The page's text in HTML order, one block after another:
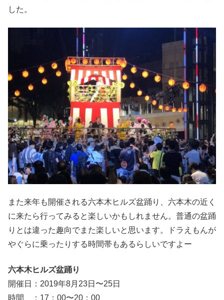
した。
また来年も開催される六本木ヒルズ盆踊り、六本木の近く
に来たら行ってみると楽しいかもしれません。普通の盆踊
りとは違った趣向でまた楽しいと思います。ドラえもんが
やぐらに乗ったりする時間帯もあるらしいですよー
六本木ヒルズ盆踊り
開催日：2019年8月23日〜25日
時間 ：17：00〜20：00